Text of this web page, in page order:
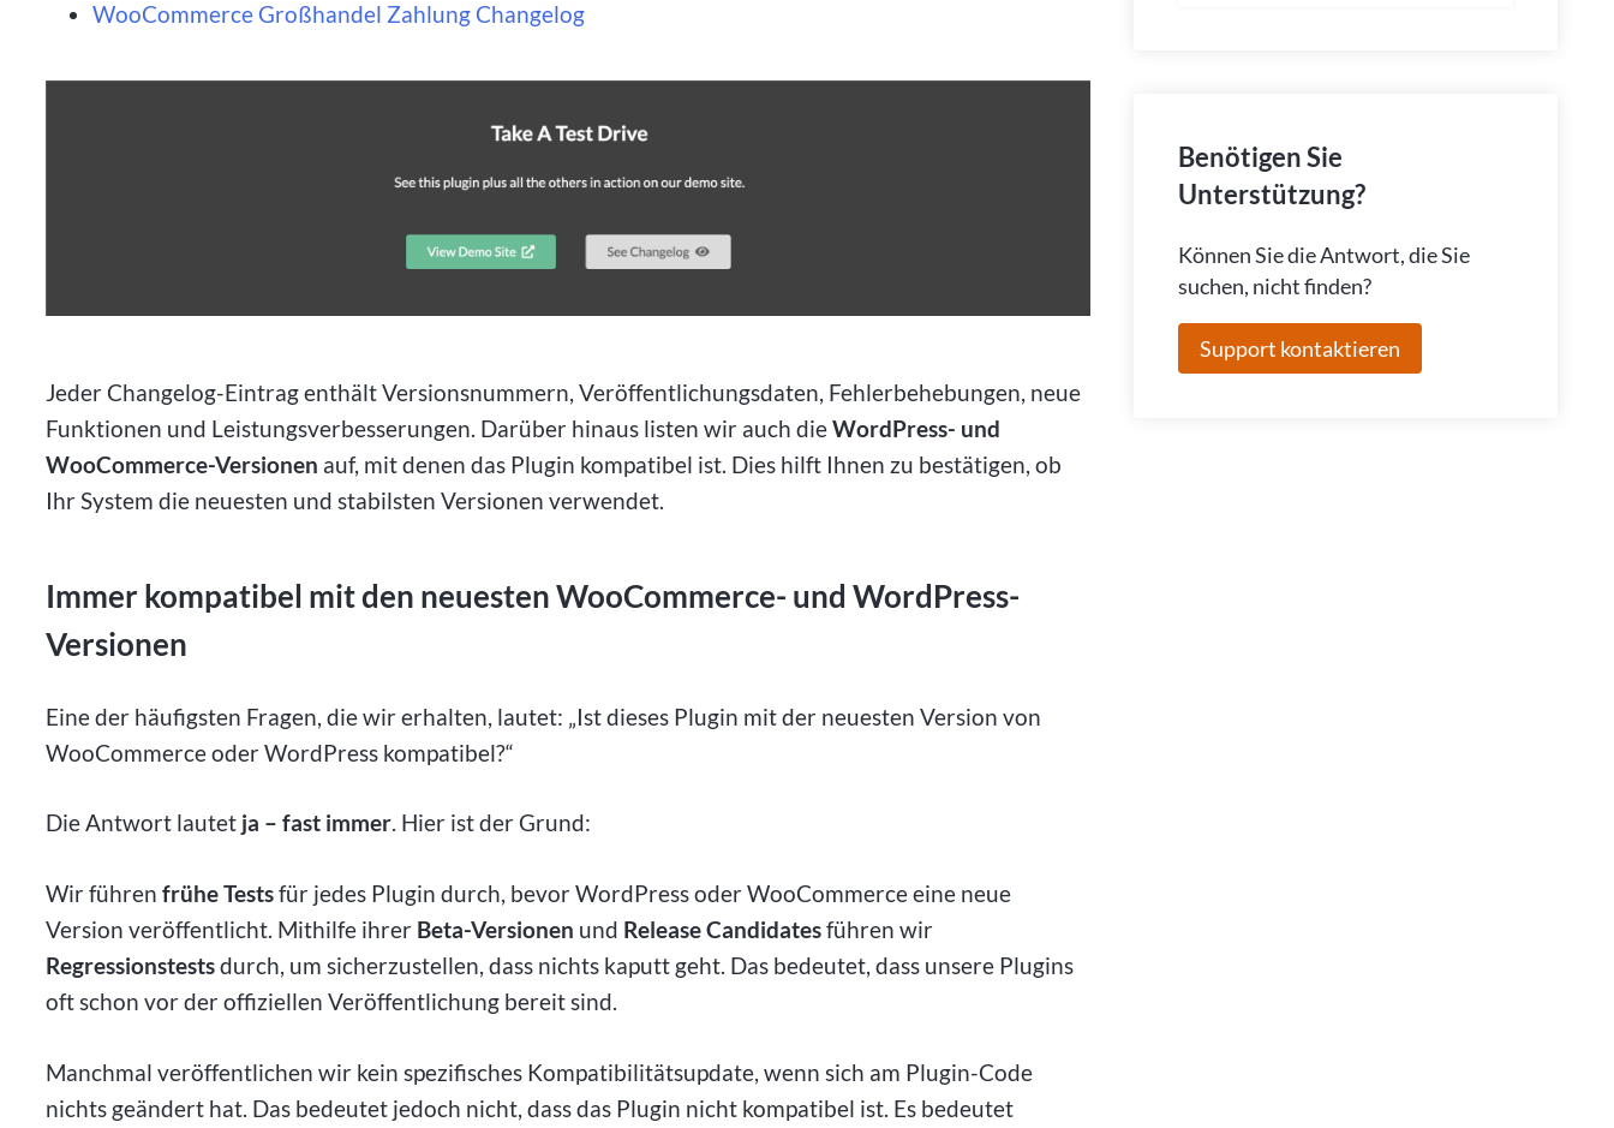
WooCommerce Großhandel Zahlung Changelog
Jeder Changelog-Eintrag enthält Versionsnummern, Veröffentlichungsdaten, Fehlerbehebungen, neue
Funktionen und Leistungsverbesserungen. Darüber hinaus listen wir auch dieWordPress- und
WooCommerce-Versionen auf, mit denen das Plugin kompatibel ist. Dies hilft Ihnen zu bestätigen, ob
Ihr System die neuesten und stabilsten Versionen verwendet.
Immer kompatibel mit den neuesten WooCommerce- und WordPress-
Versionen
Eine der häufigsten Fragen, die wir erhalten, lautet: „Ist dieses Plugin mit der neuesten Version von
WooCommerce oder WordPress kompatibel?“
Die Antwort lautet ja – fast immer. Hier ist der Grund:
Wir führenfrühe Testsfür jedes Plugin durch, bevor WordPress oder WooCommerce eine neue
Version veröffentlicht. Mithilfe ihrer Beta-Versionen und Release Candidatesführen wir
Regressionstestsdurch, um sicherzustellen, dass nichts kaputt geht. Das bedeutet, dass unsere Plugins
oft schon vor der offiziellen Veröffentlichung bereit sind.
Manchmal veröffentlichen wir kein spezifisches Kompatibilitätsupdate, wenn sich am Plugin-Code
nichts geändert hat. Das bedeutet jedoch nicht, dass das Plugin nicht kompatibel ist. Es bedeutet
Benötigen Sie
Unterstützung?
Können Sie die Antwort, die Sie
suchen, nicht finden?
Support kontaktieren